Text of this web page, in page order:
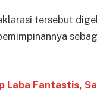
tersebut
Laba Fantastis,